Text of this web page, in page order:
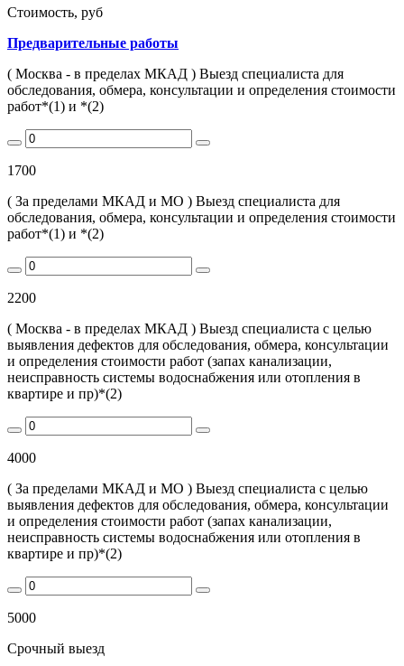
Стоимость, руб
Предварительные работы
( Москва - в пределах МКАД ) Выезд специалиста для
обследования, обмера, консультации и определения стоимости
работ*(1) и *(2)
1700
( За пределами МКАД и МО ) Выезд специалиста для
обследования, обмера, консультации и определения стоимости
работ*(1) и *(2)
2200
( Москва - в пределах МКАД ) Выезд специалиста с целью
выявления дефектов для обследования, обмера, консультации
и определения стоимости работ (запах канализации,
неисправность системы водоснабжения или отопления в
квартире и пр)*(2)
4000
( За пределами МКАД и МО ) Выезд специалиста с целью
выявления дефектов для обследования, обмера, консультации
и определения стоимости работ (запах канализации,
неисправность системы водоснабжения или отопления в
квартире и пр)*(2)
5000
Срочный выезд